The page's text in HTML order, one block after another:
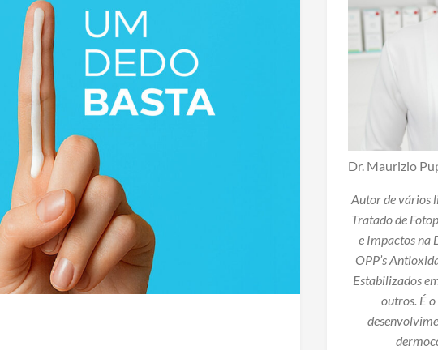
Dr. Maurizio
Autor de vários
Tratado de
e Impactos na
OPP’s
Estabilizados
outros. É